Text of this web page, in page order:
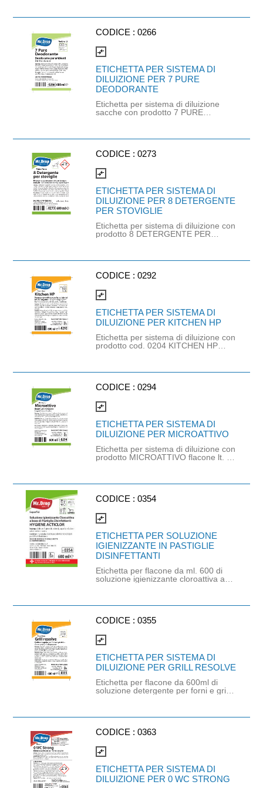
(cod. 0233).
CODICE :0266
compare_arrows
ETICHETTA PER SISTEMA DI
DILUIZIONE PER 7 PURE
DEODORANTE
Etichetta per sistema di diluizione
sacche con prodotto 7 PURE
CODICE :0273
compare_arrows
ETICHETTA PER SISTEMA DI
DILUIZIONE PER 8 DETERGENTE
PER STOVIGLIE
Etichetta per sistema di diluizione con
prodotto 8 DETERGENTE PER
CODICE :0292
compare_arrows
ETICHETTA PER SISTEMA DI
DILUIZIONE PER KITCHEN HP
Etichetta per sistema di diluizione con
prodotto cod. 0204 KITCHEN HP
CODICE :0294
compare_arrows
ETICHETTA PER SISTEMA DI
DILUIZIONE PER MICROATTIVO
Etichetta per sistema di diluizione con
prodotto MICROATTIVO flacone lt. 1
CODICE :0354
compare_arrows
ETICHETTA PER SOLUZIONE
IGIENIZZANTE IN PASTIGLIE
DISINFETTANTI
Etichetta per flacone da ml. 600 di
soluzione igienizzante cloroattiva a
DISINFETTANTI PMC kg.1 (cod.
CODICE :0355
compare_arrows
ETICHETTA PER SISTEMA DI
DILUIZIONE PER GRILL RESOLVE
Etichetta per flacone da 600ml di
soluzione detergente per forni e grill
disponibile).
CODICE :0363
compare_arrows
ETICHETTA PER SISTEMA DI
DILUIZIONE PER 0 WC STRONG